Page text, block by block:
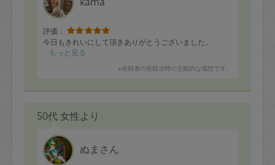
評価：
今日もきれいにして頂きありがとうございました。
もっと見る
※依頼者の依頼当時の主観的な感想です。
50代 女性より
ぬまさん